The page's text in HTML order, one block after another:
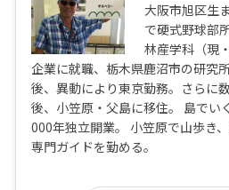
大阪市旭区生
で硬式野球部
林産学科（現
企業に就職、栃木県鹿沼市の研究
後、異動により東京勤務。さらに
後、小笠原・父島に移住。 島でい
000年独立開業。 小笠原で山歩き
専門ガイドを勤める。